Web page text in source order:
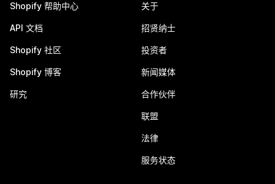
Shopify 帮助中心
API 文档
Shopify 社区
Shopify 博客
研究
关于
招贤纳士
投资者
新闻媒体
合作伙伴
联盟
法律
服务状态